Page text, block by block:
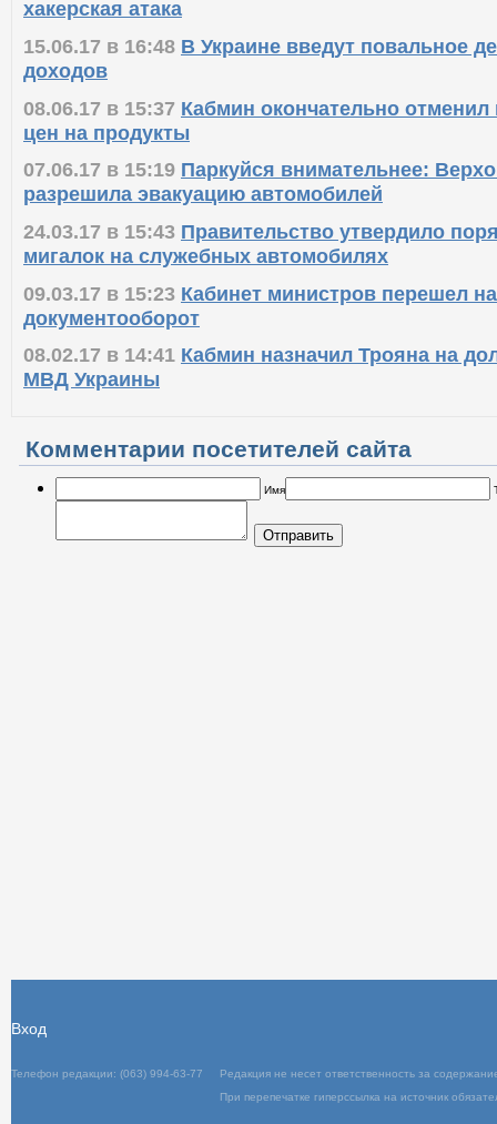
хакерская атака
15.06.17 в 16:48 В Украине введут повальное
доходов
08.06.17 в 15:37 Кабмин окончательно отменил
цен на продукты
07.06.17 в 15:19 Паркуйся внимательнее:
разрешила эвакуацию автомобилей
24.03.17 в 15:43 Правительство утвердило
мигалок на служебных автомобилях
09.03.17 в 15:23 Кабинет министров перешел
документооборот
08.02.17 в 14:41 Кабмин назначил Трояна на
МВД Украины
Комментарии посетителей сайта
Отправить
Телефон редакции: (063) 994-63-77
При